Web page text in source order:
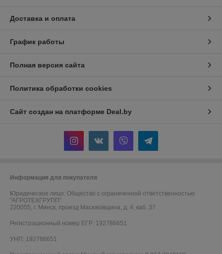
Доставка и оплата
График работы
Полная версия сайта
Политика обработки cookies
Сайт создан на платформе Deal.by
Информация для покупателя
Юридическое лицо: Общество с ограниченной ответственностью
"АГРОТЕХГРУПП"
220055, г. Минск, проезд Масюковщина, д. 4, каб. 37
Регистрационный номер ЕГР: 192786651
УНП: 192786651